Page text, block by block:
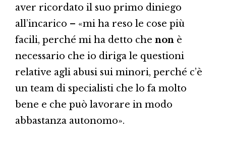
aver ricordato il suo primo diniego
all’incarico – «mi ha reso le cose più
facili, perché mi ha detto che non è
necessario che io diriga le questioni
relative agli abusi sui minori, perché c’è
un team di specialisti che lo fa molto
bene e che può lavorare in modo
abbastanza autonomo».